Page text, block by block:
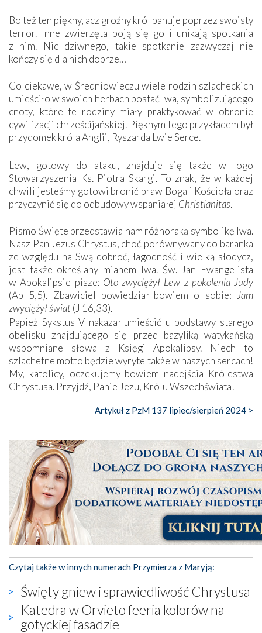
Bo też ten piękny, acz groźny król panuje poprzez swoisty
terror. Inne zwierzęta boją się go i unikają spotkania
z nim. Nic dziwnego, takie spotkanie zazwyczaj nie
kończy się dla nich dobrze…
Co ciekawe, w Średniowieczu wiele rodzin szlacheckich
umieściło w swoich herbach postać lwa, symbolizującego
cnoty, które te rodziny miały praktykować w obronie
cywilizacji chrześcijańskiej. Pięknym tego przykładem był
przydomek króla Anglii, Ryszarda Lwie Serce.
Lew, gotowy do ataku, znajduje się także w logo
Stowarzyszenia Ks. Piotra Skargi. To znak, że w każdej
chwili jesteśmy gotowi bronić praw Boga i Kościoła oraz
przyczynić się do odbudowy wspaniałej Christianitas.
Pismo Święte przedstawia nam różnoraką symbolikę lwa.
Nasz Pan Jezus Chrystus, choć porównywany do baranka
ze względu na Swą dobroć, łagodność i wielką słodycz,
jest także określany mianem lwa. Św. Jan Ewangelista
w Apokalipsie pisze: Oto zwyciężył Lew z pokolenia Judy
(Ap 5,5). Zbawiciel powiedział bowiem o sobie:
Jam
zwyciężył świat(J 16,33).
Papież Sykstus V nakazał umieścić u podstawy starego
obelisku znajdującego się przed bazyliką watykańską
wspomniane słowa z Księgi Apokalipsy. Niech to
szlachetne motto będzie wyryte także w naszych sercach!
My, katolicy, oczekujemy bowiem nadejścia Królestwa
Chrystusa. Przyjdź, Panie Jezu, Królu Wszechświata!
Artykuł z PzM 137 lipiec/sierpień 2024 >
Czytaj także w innych numerach Przymierza z Maryją:
Święty gniew i sprawiedliwość Chrystusa
Katedra w Orvieto feeria kolorów na
gotyckiej fasadzie